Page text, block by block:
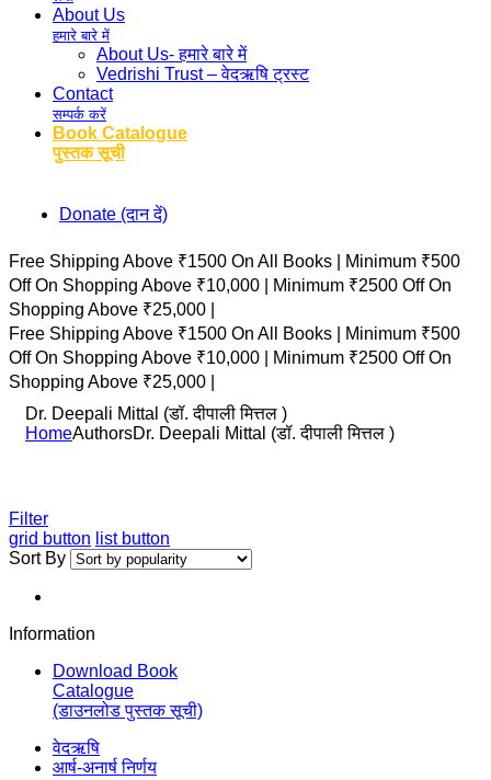
About Us
हमारे बारे में
About Us- हमारे बारे में
Vedrishi Trust – वेदऋषि ट्रस्ट
Contact
सम्पर्क करें
Book Catalogue
पुस्तक सूची
Donate (दान दें)
Free Shipping Above ₹1500 On All Books |
Minimum ₹500
Off On Shopping Above ₹10,000 |
Minimum ₹2500 Off On
Shopping Above ₹25,000 |
Free Shipping Above ₹1500 On All Books |
Minimum ₹500
Off On Shopping Above ₹10,000 |
Minimum ₹2500 Off On
Shopping Above ₹25,000 |
Dr. Deepali Mittal (डॉ. दीपाली मित्तल )
HomeAuthorsDr. Deepali Mittal (डॉ. दीपाली मित्तल )
Filter
grid button list button
Sort By
Information
Download Book
Catalogue
(डाउनलोड पुस्तक सूची)
वेदऋषि
आर्ष-अनार्ष निर्णय